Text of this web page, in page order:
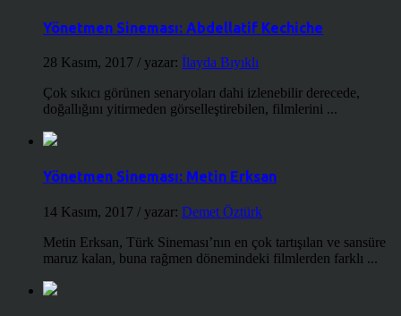
Yönetmen Sineması: Abdellatif Kechiche
28 Kasım, 2017 / yazar: İlayda Bıyıklı
Çok sıkıcı görünen senaryoları dahi izlenebilir derecede,
doğallığını yitirmeden görselleştirebilen, filmlerini ...
Yönetmen Sineması: Metin Erksan
14 Kasım, 2017 / yazar: Demet Öztürk
Metin Erksan, Türk Sineması’nın en çok tartışılan ve sansüre
maruz kalan, buna rağmen dönemindeki filmlerden farklı ...